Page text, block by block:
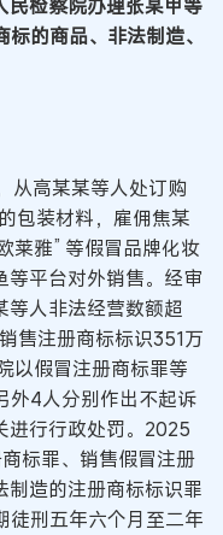
民检察院办理张某甲等
的商品、非法制造、
从高某某等人处订购
包装材料，雇佣焦某
莱雅” 等假冒品牌化妆
等平台对外销售。经审
等人非法经营数额超
售注册商标标识351万
以假冒注册商标罪等
外4人分别作出不起诉
进行行政处罚。2025
标罪、销售假冒注册
制造的注册商标标识罪
徒刑五年六个月至二年